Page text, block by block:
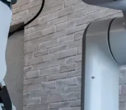
English